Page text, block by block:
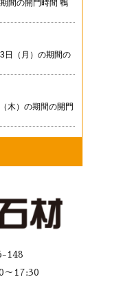
148
～17:30